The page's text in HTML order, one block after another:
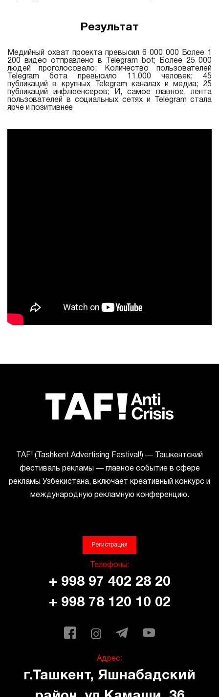
Результат
Медийный охват проекта превысил 6 000 000 Более 1
200 видео отправлено в Telegram bot; Более 25 000
людей проголосовало; Количество пользователей
Telegram бота превысило 11.000 человек; 45
публикаций в крупных Telegram каналах и медиа; 25
публикаций инфлюенсеров; И, самое главное, лента
пользователей в социальных сетях и Telegram стала
ярче и позитивнее
ТАF! (Tashkent Advertising Festival!) — Ташкентский
фестиваль рекламы — главное событие в сфере
рекламы Узбекистана, включает креативный конкурс и
международную рекламную конференцию.
Регистрация
Телефоны:
+ 998 97 402 28 20
+ 998 78 120 10 02
Адрес:
г.Ташкент, Яшнабадский